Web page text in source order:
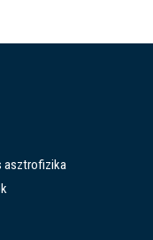
asztrofizika